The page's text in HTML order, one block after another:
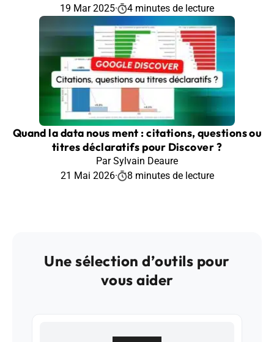
19 Mar 2025· 4 minutes de lecture
Quand la data nous ment : citations, questions ou
titres déclaratifs pour Discover ?
Par Sylvain Deaure
21 Mai 2026· 8 minutes de lecture
Une sélection d’outils pour
vous aider